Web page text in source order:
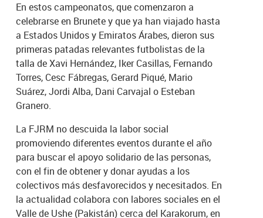
En estos campeonatos, que comenzaron a
celebrarse en Brunete y que ya han viajado hasta
a Estados Unidos y Emiratos Árabes, dieron sus
primeras patadas relevantes futbolistas de la
talla de Xavi Hernández, Iker Casillas, Fernando
Torres, Cesc Fábregas, Gerard Piqué, Mario
Suárez, Jordi Alba, Dani Carvajal o Esteban
Granero.
La FJRM no descuida la labor social
promoviendo diferentes eventos durante el año
para buscar el apoyo solidario de las personas,
con el fin de obtener y donar ayudas a los
colectivos más desfavorecidos y necesitados. En
la actualidad colabora con labores sociales en el
Valle de Ushe (Pakistán) cerca del Karakorum, en